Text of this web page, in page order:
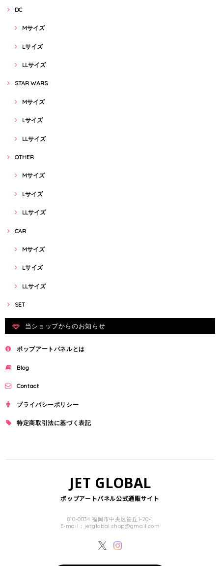
DC
Mサイズ
Lサイズ
LLサイズ
STAR WARS
Mサイズ
Lサイズ
LLサイズ
OTHER
Mサイズ
Lサイズ
LLサイズ
CAR
Mサイズ
Lサイズ
LLサイズ
SET
当ショップからのお知らせ
ポップアートパネルとは
Blog
Contact
プライバシーポリシー
特定商取引法に基づく表記
JET GLOBAL
ポップアートパネル公式通販サイト
810-0034 福岡市中央区笹丘1-20-1
E-mail： jetglobal.shop@gmail.com